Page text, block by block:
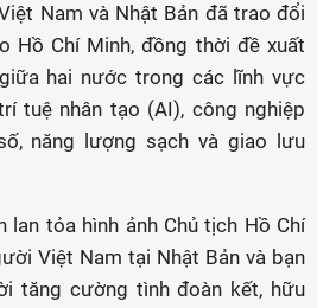
Nam và Nhật Bản đã trao đổi
Hồ Chí Minh, đồng thời đề xuất
hai nước trong các lĩnh vực
tuệ nhân tạo (AI), công nghiệp
năng lượng sạch và giao lưu
lan tỏa hình ảnh Chủ tịch Hồ Chí
Việt Nam tại Nhật Bản và bạn
tăng cường tình đoàn kết, hữu